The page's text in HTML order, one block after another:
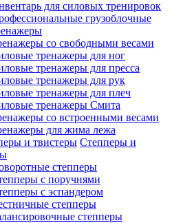
для силовых тренировок
грузоблочные
со свободными весами
тренажеры для ног
тренажеры для пресса
тренажеры для рук
тренажеры для плеч
тренажеры Смита
со встроенными весами
для жима лежа
Степперы и
степперы
с поручнями
с эспандером
степперы
степперы